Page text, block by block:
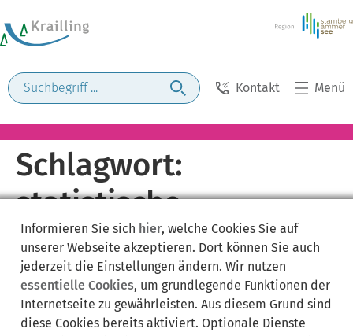
Kontakt Menü
Schlagwort:
statistische
Informationen
Informieren Sie sich hier, welche Cookies Sie auf
unserer Webseite akzeptieren. Dort können Sie auch
jederzeit die Einstellungen ändern. Wir nutzen
essentielle Cookies, um grundlegende Funktionen der
Internetseite zu gewährleisten. Aus diesem Grund sind
diese Cookies bereits aktiviert. Optionale Dienste